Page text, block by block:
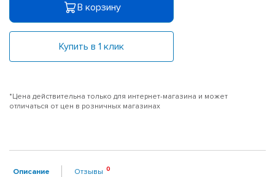
В корзину
Купить в 1 клик
*Цена действительна только для интернет-магазина и может
отличаться от цен в розничных магазинах
Описание Отзывы